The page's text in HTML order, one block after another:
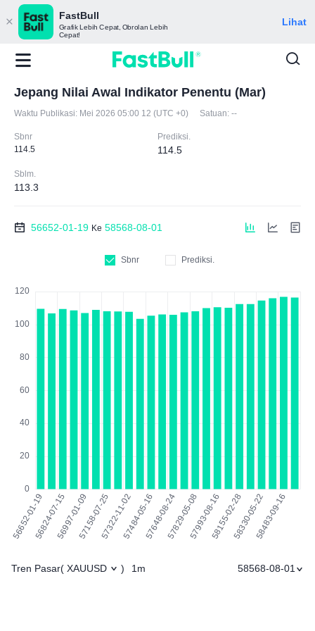
FastBull
Grafik Lebih Cepat, Obrolan Lebih
Cepat!
Lihat
Jepang Nilai Awal Indikator Penentu (Mar)
Waktu Publikasi: Mei 2026 05:00 12 (UTC +0) Satuan: --
Sbnr
114.5
Prediksi.
114.5
Sblm.
113.3
56652-01-19 Ke 58568-08-01
Sbnr Prediksi.
Tren Pasar( XAUUSD ) 1m 58568-08-01